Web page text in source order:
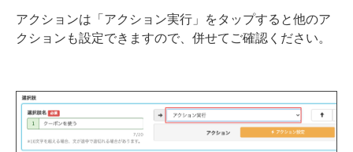
アクションは「アクション実行」をタップすると他のア
クションも設定できますので、併せてご確認ください。